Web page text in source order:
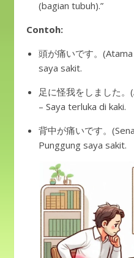
(bagian tubuh).”
Contoh:
頭が痛いです。
saya sakit.
足に怪我をしました
– Saya terluka di kaki.
背中が痛いです。
Punggung saya sakit.